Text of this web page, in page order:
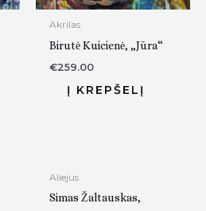
Akrilas
Birutė Kuicienė, „Jūra“
€259.00
Aliejus
Simas Žaltauskas,